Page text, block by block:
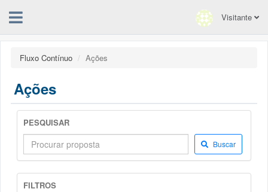
Visitante
Fluxo Contínuo Ações
Ações
PESQUISAR
Buscar
FILTROS